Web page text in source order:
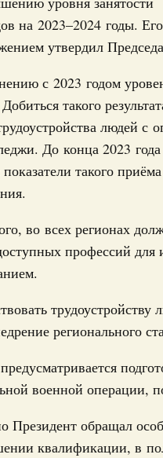
на 2023–2024 годы.
утвердил
с 2023 годом
такого
людей
До конца 2023
такого
во всех регионах
профессий
регионального
военной операции,
Президент обращал
квалификации, в
6 августа, четверг
,
,6 августа 2026,
поручения по
о
России,5
занятости
поручения по
посвящённой
объём
№2067-р